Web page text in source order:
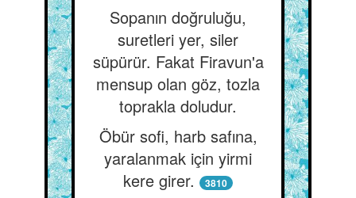
Sopanın doğruluğu,
suretleri yer, siler
süpürür. Fakat Firavun'a
mensup olan göz, tozla
toprakla doludur.
Öbür sofi, harb safına,
yaralanmak için yirmi
kere girer.
3810